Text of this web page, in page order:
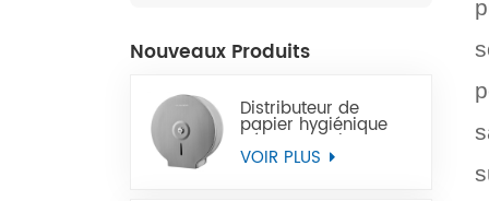
Nouveaux Produits
Distributeur de
papier hygiénique
géant en acier
inoxydable à
VOIR PLUS